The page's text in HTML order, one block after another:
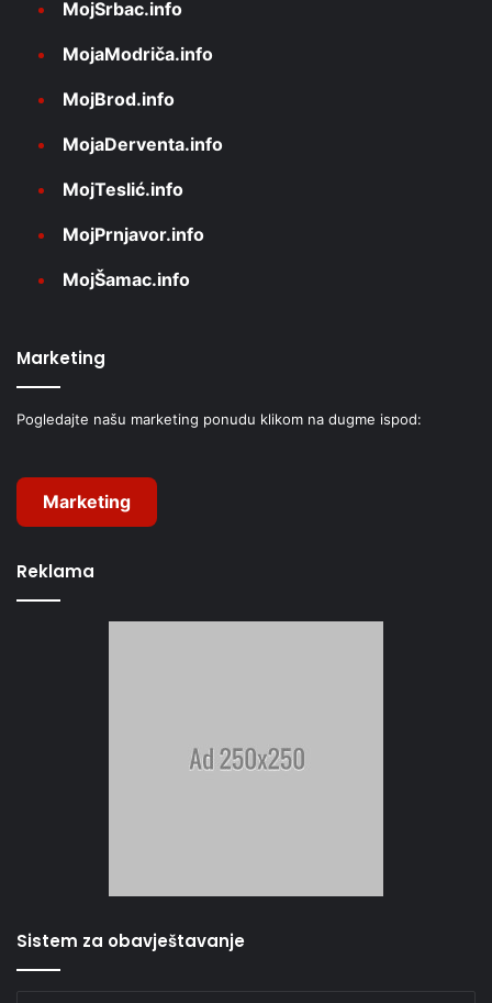
MojSrbac.info
MojaModriča.info
MojBrod.info
MojaDerventa.info
MojTeslić.info
MojPrnjavor.info
MojŠamac.info
Marketing
Pogledajte našu marketing ponudu klikom na dugme ispod:
Marketing
Reklama
Sistem za obavještavanje